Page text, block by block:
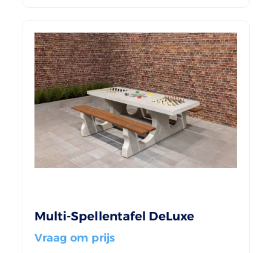
Multi-Spellentafel DeLuxe
Vraag om prijs